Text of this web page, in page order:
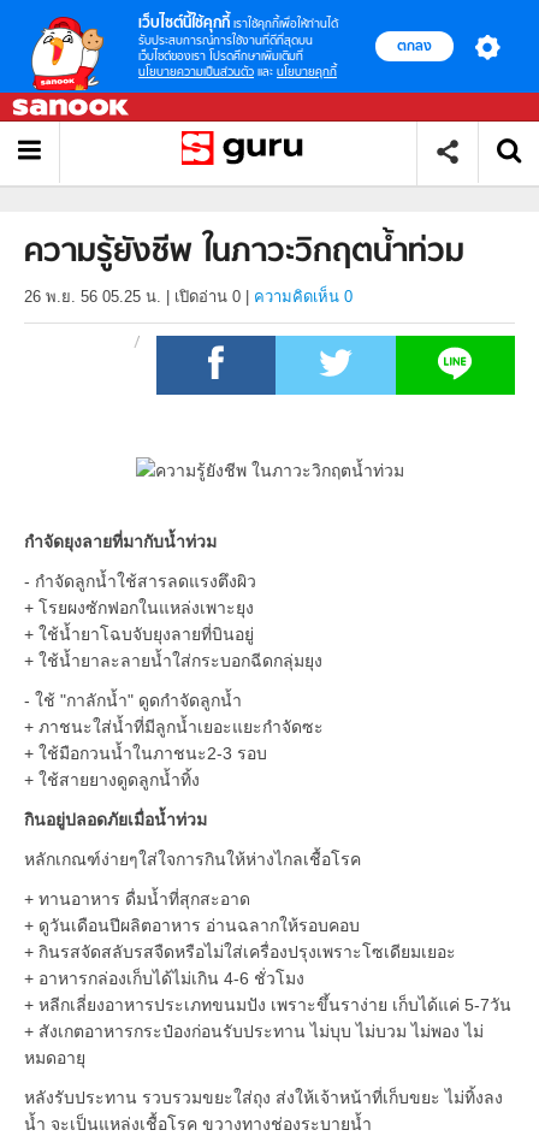
เว็บไซต์นี้ใช้คุกกี้ เราใช้คุกกี้เพื่อให้ท่านได้
รับประสบการณ์การใช้งานที่ดีที่สุดบน
เว็บไซต์ของเรา โปรดศึกษาเพิ่มเติมที่
นโยบายความเป็นส่วนตัว และ นโยบายคุกกี้
ตกลง
ความรู้ยังชีพ ในภาวะวิกฤตน้ำท่วม
26 พ.ย. 56 05.25 น. เปิดอ่าน 0 ความคิดเห็น 0
กำจัดยุงลายที่มากับน้ำท่วม
- กำจัดลูกน้ำใช้สารลดแรงตึงผิว
+ โรยผงซักฟอกในแหล่งเพาะยุง
+ ใช้น้ำยาโฉบจับยุงลายที่บินอยู่
+ ใช้น้ำยาละลายน้ำใส่กระบอกฉีดกลุ่มยุง
- ใช้ "กาลักน้ำ" ดูดกำจัดลูกน้ำ
+ ภาชนะใส่น้ำที่มีลูกน้ำเยอะแยะกำจัดซะ
+ ใช้มือกวนน้ำในภาชนะ2-3 รอบ
+ ใช้สายยางดูดลูกน้ำทิ้ง
กินอยู่ปลอดภัยเมื่อน้ำท่วม
หลักเกณฑ์ง่ายๆใส่ใจการกินให้ห่างไกลเชื้อโรค
+ ทานอาหาร ดื่มน้ำที่สุกสะอาด
+ ดูวันเดือนปีผลิตอาหาร อ่านฉลากให้รอบคอบ
+ กินรสจัดสลับรสจืดหรือไม่ใส่เครื่องปรุงเพราะโซเดียมเยอะ
+ อาหารกล่องเก็บได้ไม่เกิน 4-6 ชั่วโมง
+ หลีกเลี่ยงอาหารประเภทขนมปัง เพราะขึ้นราง่าย เก็บได้แค่ 5-7วัน
+ สังเกตอาหารกระป๋องก่อนรับประทาน ไม่บุบ ไม่บวม ไม่พอง ไม่
หมดอายุ
หลังรับประทาน รวบรวมขยะใส่ถุง ส่งให้เจ้าหน้าที่เก็บขยะ ไม่ทิ้งลง
น้ำ จะเป็นแหล่งเชื้อโรค ขวางทางช่องระบายน้ำ